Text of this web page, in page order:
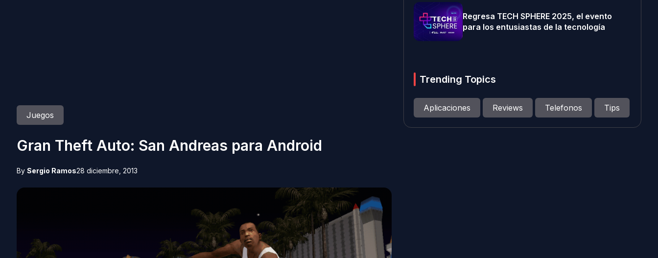
Juegos
Gran Theft Auto: San Andreas para Android
By Sergio Ramos28 diciembre, 2013
Regresa TECH SPHERE 2025, el evento
para los entusiastas de la tecnología
Trending Topics
Aplicaciones Reviews Telefonos Tips